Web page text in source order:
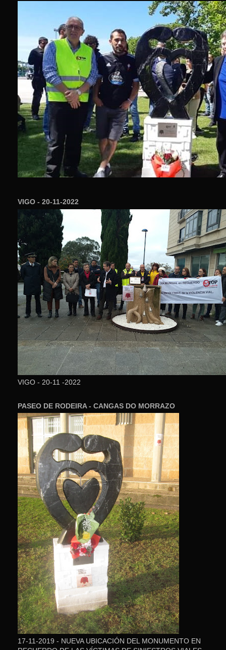
VIGO - 20-11-2022
VIGO - 20-11 -2022
PASEO DE RODEIRA - CANGAS DO MORRAZO
17-11-2019 - NUEVA UBICACIÓN DEL MONUMENTO EN